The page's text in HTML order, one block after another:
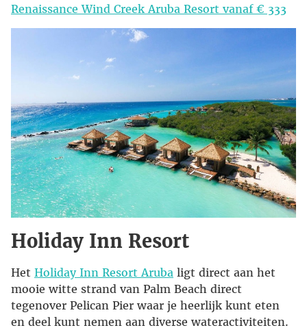
Renaissance Wind Creek Aruba Resort vanaf € 333
Holiday Inn Resort
Het Holiday Inn Resort Aruba ligt direct aan het
mooie witte strand van Palm Beach direct
tegenover Pelican Pier waar je heerlijk kunt eten
en deel kunt nemen aan diverse wateractiviteiten.